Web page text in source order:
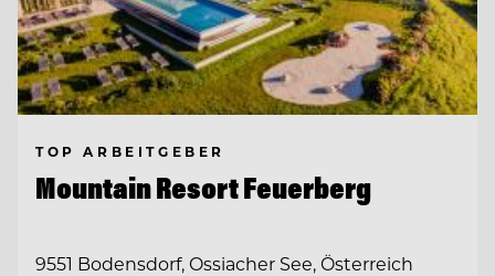
TOP ARBEITGEBER
Mountain Resort Feuerberg
9551 Bodensdorf, Ossiacher See, Österreich